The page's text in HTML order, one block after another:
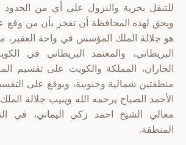
للتنقل بحرية والنزول على أي من الحدود
ويحق لهذه المحافظة أن تفخر بأن من وقع
هو جلالة الملك المؤسس في واحة العقير،
البريطاني، والمعتمد البريطاني في
الجاران، المملكة والكويت على تقسيم
منطقتين شمالية وجنوبية، ويوقع على
الأحمد الصباح يرحمه الله وينيب جلالة
معالي الشيخ احمد زكي اليماني، في
المنطقة.